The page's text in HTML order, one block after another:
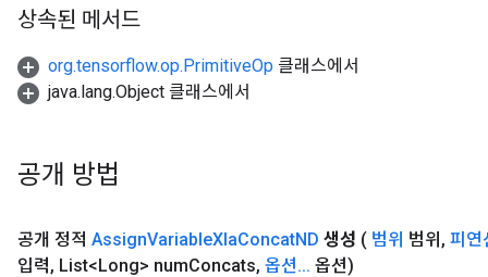
상속된 메서드
org.tensorflow.op.PrimitiveOp 클래스에서
java.lang.Object 클래스에서
공개 방법
공개 정적 AssignVariableXlaConcatND 생성 ( 범위 범위 , 피연
입력, List<Long> numConcats, 옵션... 옵션)